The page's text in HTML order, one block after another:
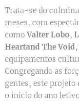
Trata-se do
meses, com
comoValter Lobo,
Heartand The Void
equipamentos
Congregando as
gentes, este
o inicio do ano